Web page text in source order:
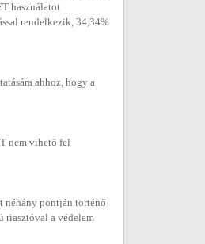
használatot
rendelkezik, 34,34%
ahhoz, hogy a
nem vihető fel
néhány pontján történő
riasztóval a védelem